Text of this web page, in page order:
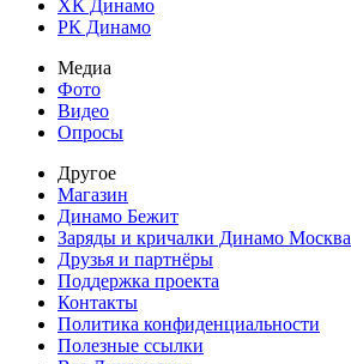
ХК Динамо
РК Динамо
Медиа
Фото
Видео
Опросы
Другое
Магазин
Динамо Бежит
Заряды и кричалки Динамо Москва
Друзья и партнёры
Поддержка проекта
Контакты
Политика конфиденциальности
Полезные ссылки